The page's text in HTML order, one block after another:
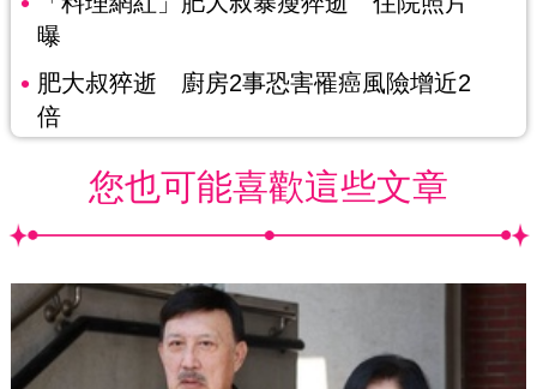
曝
肥大叔猝逝 廚房2事恐害罹癌風險增近2
倍
您也可能喜歡這些文章